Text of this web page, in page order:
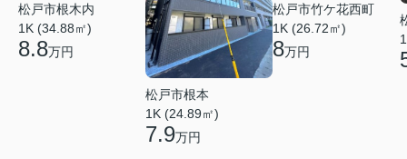
松戸市根木内
1K (34.88㎡)
8.8万円
松戸市根本
1K (24.89㎡)
7.9万円
松戸市竹ケ花西町
1K (26.72㎡)
8万円